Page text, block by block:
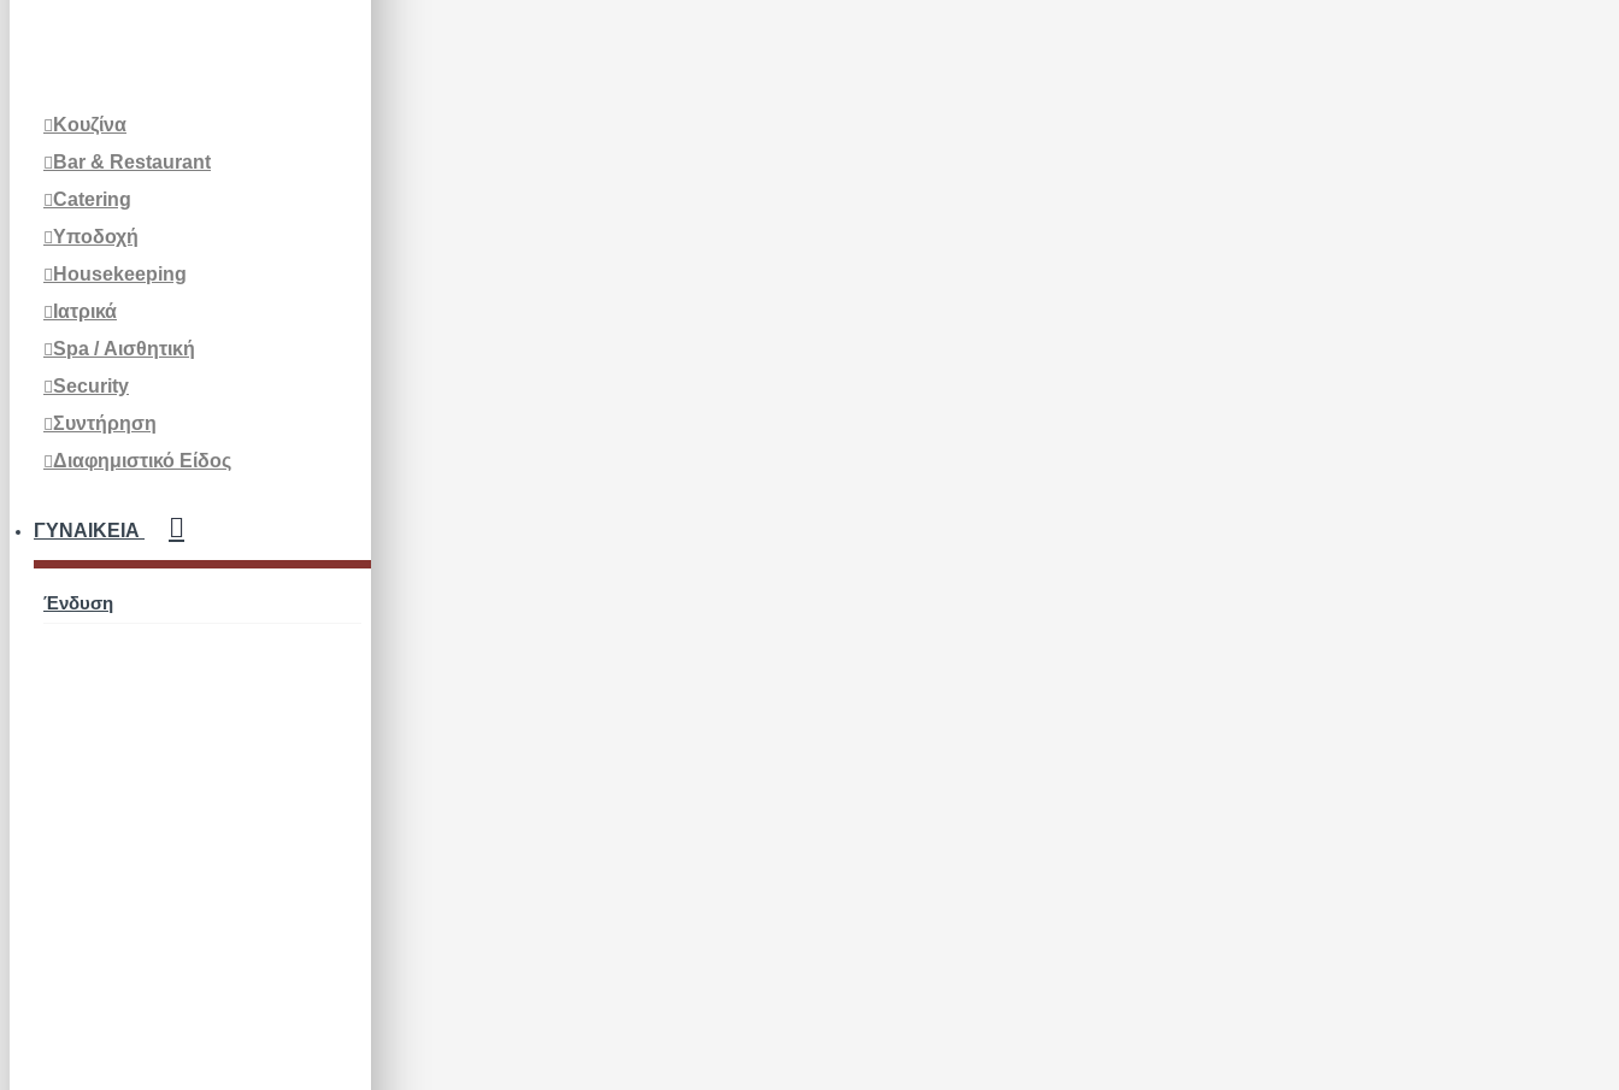
Κουζίνα
Bar & Restaurant
Catering
Υποδοχή
Housekeeping
Ιατρικά
Spa / Αισθητική
Security
Συντήρηση
Διαφημιστικό Είδος
ΓΥΝΑΙΚΕΊΑ
Ένδυση